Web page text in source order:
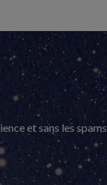
et sans les spams.